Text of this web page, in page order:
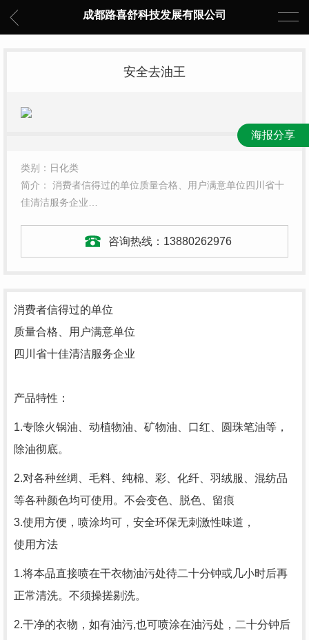
成都路喜舒科技发展有限公司
安全去油王
类别：日化类
简介： 消费者信得过的单位质量合格、用户满意单位四川省十
佳清洁服务企业…
咨询热线： 13880262976
消费者信得过的单位
质量合格、用户满意单位
四川省十佳清洁服务企业
产品特性：
1.专除火锅油、动植物油、矿物油、口红、圆珠笔油等，
除油彻底。
2.对各种丝绸、毛料、纯棉、彩、化纤、羽绒服、混纺品
等各种颜色均可使用。不会变色、脱色、留痕
3.使用方便，喷涂均可，安全环保无刺激性味道，
使用方法
1.将本品直接喷在干衣物油污处待二十分钟或几小时后再
正常清洗。不须操搓剔洗。
2.干净的衣物，如有油污,也可喷涂在油污处，二十分钟后
海报分享